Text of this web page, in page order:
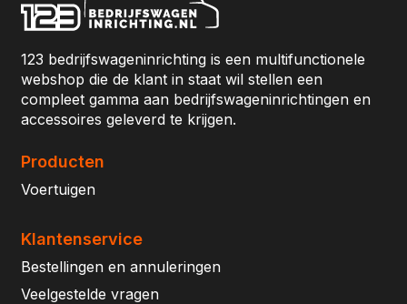
123 bedrijfswageninrichting is een multifunctionele
webshop die de klant in staat wil stellen een
compleet gamma aan bedrijfswageninrichtingen en
accessoires geleverd te krijgen.
Producten
Voertuigen
Klantenservice
Bestellingen en annuleringen
Veelgestelde vragen